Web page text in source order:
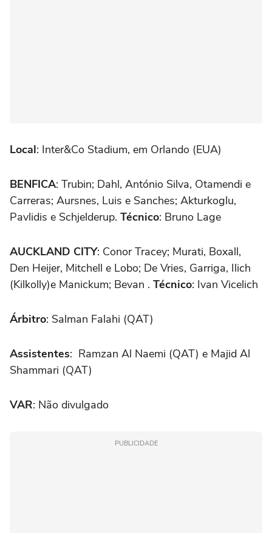
Local: Inter&Co Stadium, em Orlando (EUA)
BENFICA: Trubin; Dahl, António Silva, Otamendi e
Carreras; Aursnes, Luis e Sanches; Akturkoglu,
Pavlidis e Schjelderup. Técnico: Bruno Lage
AUCKLAND CITY: Conor Tracey; Murati, Boxall,
Den Heijer, Mitchell e Lobo; De Vries, Garriga, Ilich
(Kilkolly)e Manickum; Bevan . Técnico: Ivan Vicelich
Árbitro: Salman Falahi (QAT)
Assistentes: Ramzan Al Naemi (QAT) e Majid Al
Shammari (QAT)
VAR: Não divulgado
PUBLICIDADE